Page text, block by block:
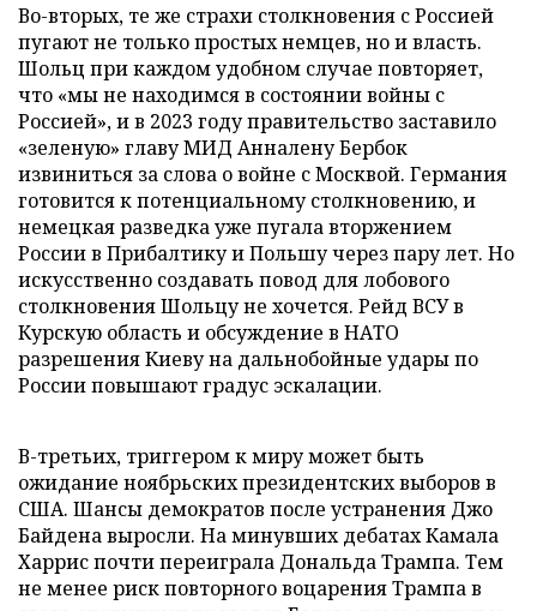
Во-вторых, те же страхи столкновения с Россией
пугают не только простых немцев, но и власть.
Шольц при каждом удобном случае повторяет,
что «мы не находимся в состоянии войны с
Россией», и в 2023 году правительство заставило
«зеленую» главу МИД Анналену Бербок
извиниться за слова о войне с Москвой. Германия
готовится к потенциальному столкновению, и
немецкая разведка уже пугала вторжением
России в Прибалтику и Польшу через пару лет. Но
искусственно создавать повод для лобового
столкновения Шольцу не хочется. Рейд ВСУ в
Курскую область и обсуждение в НАТО
разрешения Киеву на дальнобойные удары по
России повышают градус эскалации.
В-третьих, триггером к миру может быть
ожидание ноябрьских президентских выборов в
США. Шансы демократов после устранения Джо
Байдена выросли. На минувших дебатах Камала
Харрис почти переиграла Дональда Трампа. Тем
не менее риск повторного воцарения Трампа в